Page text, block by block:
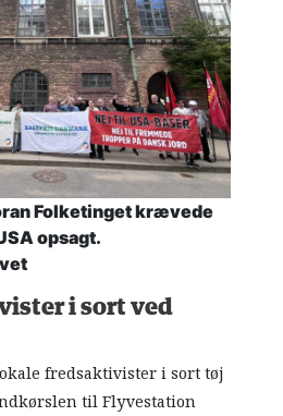
Folketinget krævede
opsagt.
i sort ved
fredsaktivister i sort tøj
til Flyvestation